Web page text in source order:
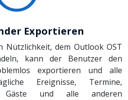
Exportieren
Nützlichkeit, dem Outlook OST
kann der Benutzer den
exportieren und alle
Ereignisse, Termine,
Gäste und alle anderen